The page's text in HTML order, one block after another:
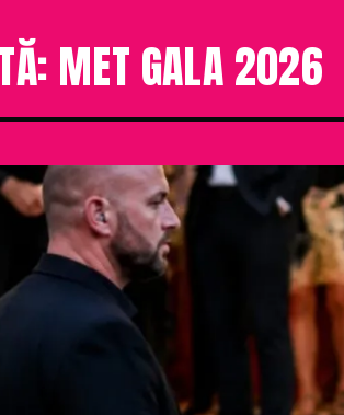
MET GALA 2026